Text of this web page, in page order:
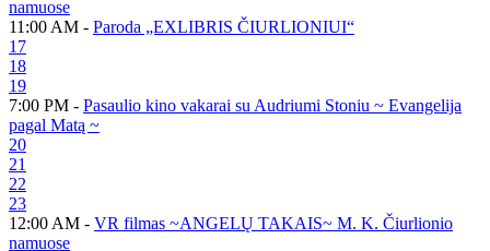
namuose
11:00 AM - Paroda „EXLIBRIS ČIURLIONIUI“
17
18
19
7:00 PM - Pasaulio kino vakarai su Audriumi Stoniu ~ Evangelija
pagal Matą ~
20
21
22
23
12:00 AM - VR filmas ~ANGELŲ TAKAIS~ M. K. Čiurlionio
namuose